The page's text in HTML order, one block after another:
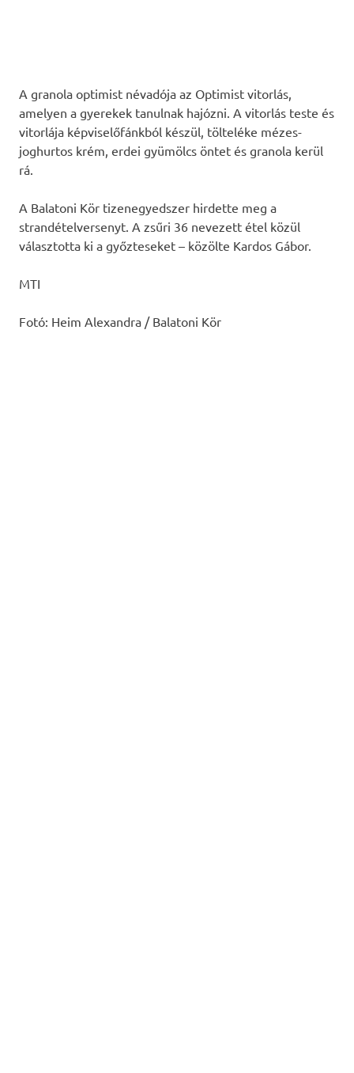
A granola optimist névadója az Optimist vitorlás,
amelyen a gyerekek tanulnak hajózni. A vitorlás teste és
vitorlája képviselőfánkból készül, tölteléke mézes-
joghurtos krém, erdei gyümölcs öntet és granola kerül
rá.
A Balatoni Kör tizenegyedszer hirdette meg a
strandételversenyt. A zsűri 36 nevezett étel közül
választotta ki a győzteseket – közölte Kardos Gábor.
MTI
Fotó: Heim Alexandra / Balatoni Kör